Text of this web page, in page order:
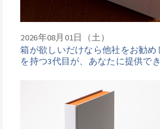
2026年08月01日（土）
箱が欲しいだけなら他社をお勧
を持つ3代目が、あなたに提供で